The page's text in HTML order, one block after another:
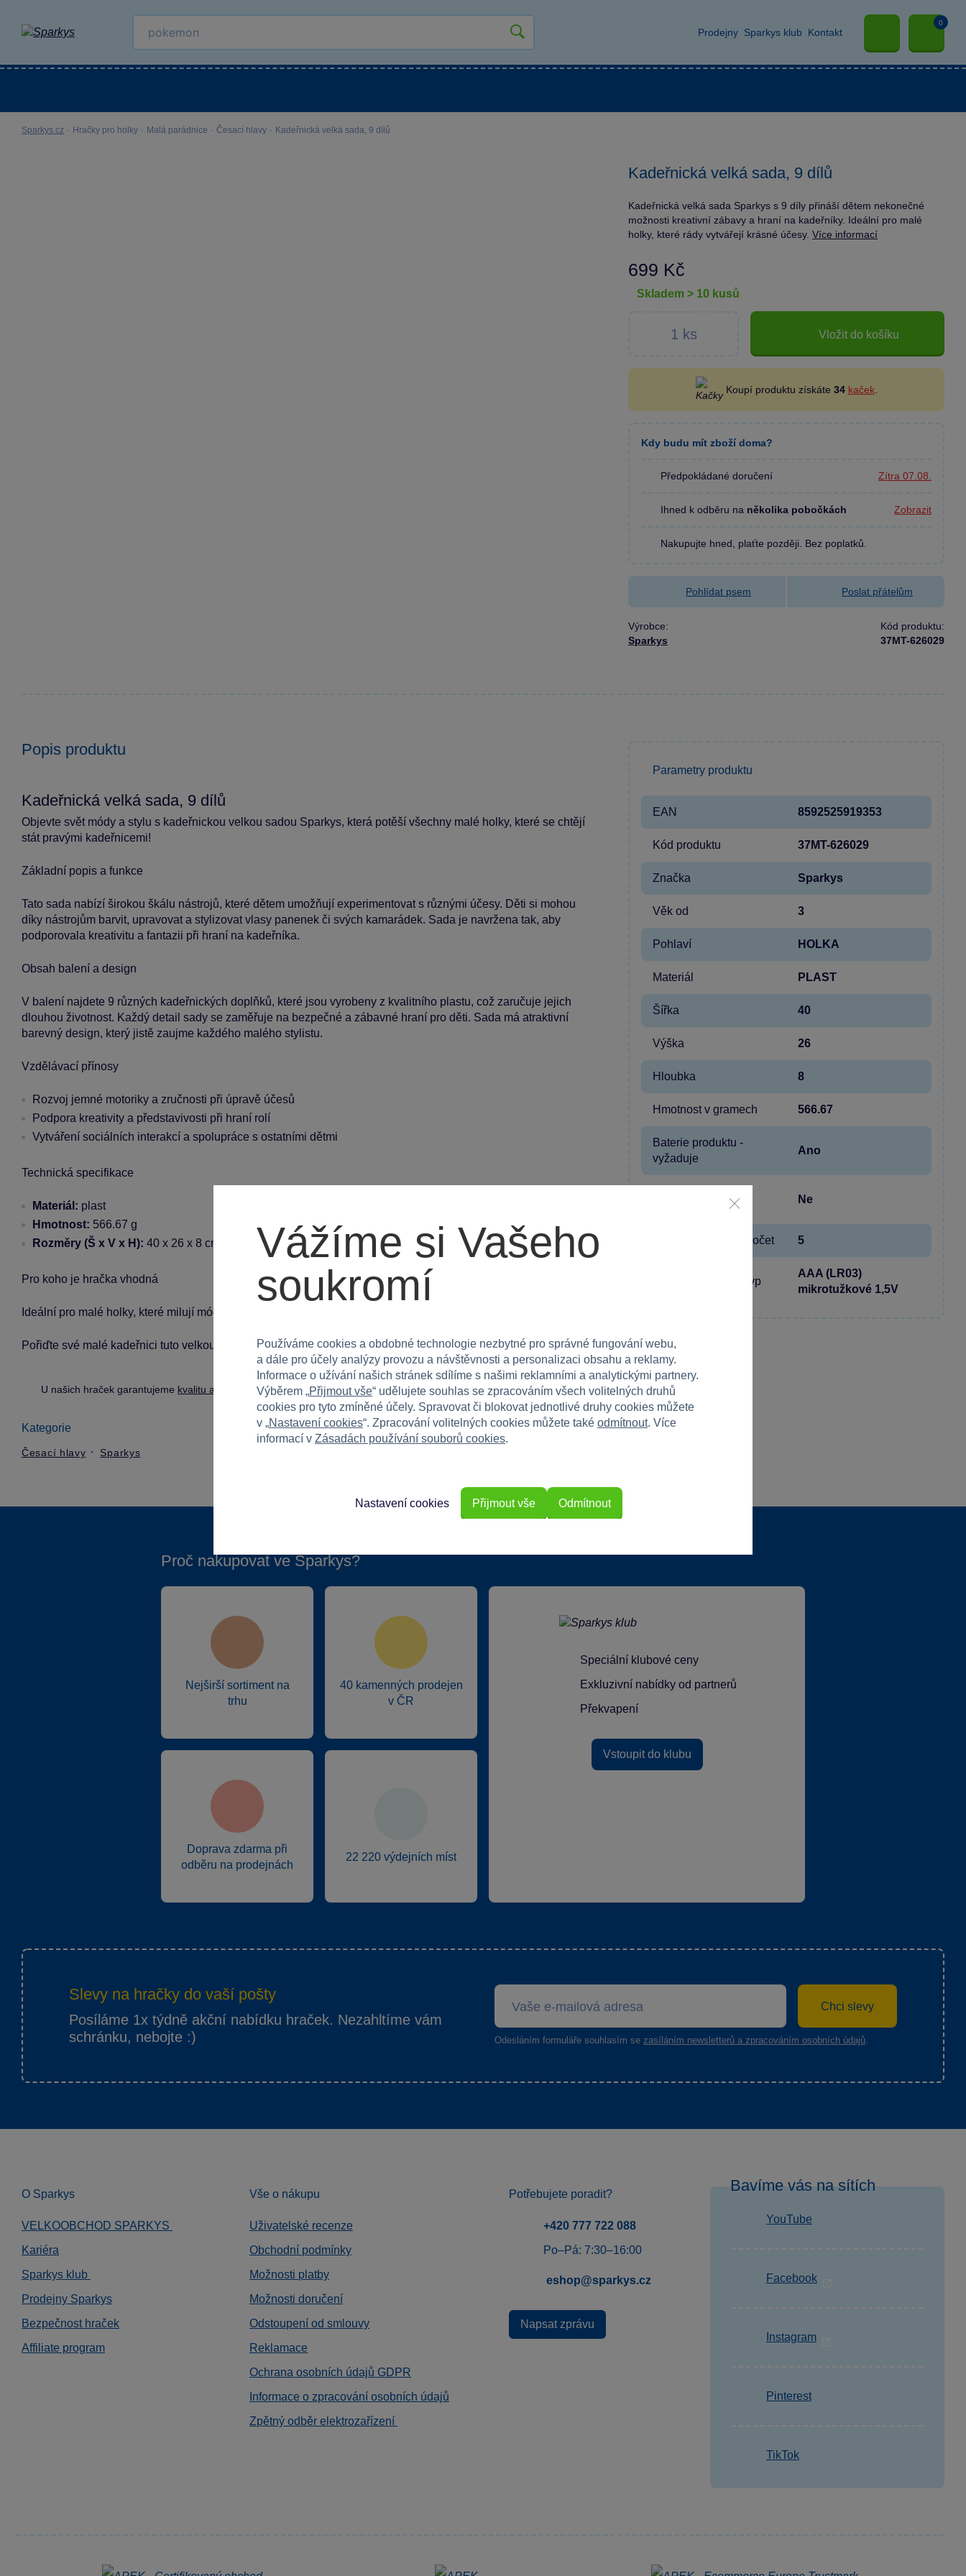
Prodejny Sparkys klub Kontakt
0
Sparkys.cz · Hračky pro holky · Malá parádnice · Česací hlavy · Kadeřnická velká sada, 9 dílů
Kadeřnická velká sada, 9 dílů
Kadeřnická velká sada Sparkys s 9 díly přináší dětem nekonečné
možnosti kreativní zábavy a hraní na kadeřníky. Ideální pro malé
holky, které rády vytvářejí krásné účesy. Více informací
699 Kč
skladem > 10 kusů
Vložit do košíku
Koupí produktu získáte 34 kaček.
Kdy budu mít zboží doma?
Předpokládané doručení Zítra 07.08.
Ihned k odběru na několika pobočkách Zobrazit
Nakupujte hned, plaťte později. Bez poplatků.
Pohlídat psem Poslat přátelům
Výrobce:
Sparkys
Kód produktu:
37MT-626029
Popis produktu
Kadeřnická velká sada, 9 dílů
Objevte svět módy a stylu s kadeřnickou velkou sadou Sparkys, která potěší všechny malé holky, které se chtějí
stát pravými kadeřnicemi!
Základní popis a funkce
Tato sada nabízí širokou škálu nástrojů, které dětem umožňují experimentovat s různými účesy. Děti si mohou
díky nástrojům barvit, upravovat a stylizovat vlasy panenek či svých kamarádek. Sada je navržena tak, aby
podporovala kreativitu a fantazii při hraní na kadeřníka.
Obsah balení a design
V balení najdete 9 různých kadeřnických doplňků, které jsou vyrobeny z kvalitního plastu, což zaručuje jejich
dlouhou životnost. Každý detail sady se zaměřuje na bezpečné a zábavné hraní pro děti. Sada má atraktivní
barevný design, který jistě zaujme každého malého stylistu.
Vzdělávací přínosy
Rozvoj jemné motoriky a zručnosti při úpravě účesů
Podpora kreativity a představivosti při hraní rolí
Vytváření sociálních interakcí a spolupráce s ostatními dětmi
Technická specifikace
Materiál: plast
Hmotnost: 566.67 g
Rozměry (Š x V x H): 40 x 26 x 8 cm
Pro koho je hračka vhodná
Ideální pro malé holky, které milují módu a kreativní zábavu. Vhodné pro děti od 3 let.
Pořiďte své malé kadeřnici tuto velkou sadu a sledujte, jak se jí rozjasní oči při tvorbě nových účesů!
U našich hraček garantujeme kvalitu a bezpečnost.
Kategorie
Česací hlavy Sparkys
Parametry produktu
EAN 8592525919353
Kód produktu 37MT-626029
Značka Sparkys
Věk od 3
Pohlaví HOLKA
Materiál PLAST
Šířka 40
Výška 26
Hloubka 8
Hmotnost v gramech 566.67
Baterie produktu -
vyžaduje
Ano
Ne
Baterie produktu - počet 5
Baterie produktu - typ
AAA (LR03)
mikrotužkové 1,5V
Proč nakupovat ve Sparkys?
Nejširší sortiment na
trhu
40 kamenných prodejen
v ČR
Doprava zdarma při
odběru na prodejnách
22 220 výdejních míst
Speciální klubové ceny
Exkluzivní nabídky od partnerů
Překvapení
Vstoupit do klubu
Slevy na hračky do vaší pošty
Posíláme 1x týdně akční nabídku hraček. Nezahltíme vám
schránku, nebojte :)
Chci slevy
Odesláním formuláře souhlasím se zasíláním newsletterů a zpracováním osobních údajů
O Sparkys
VELKOOBCHOD SPARKYS
Kariéra
Sparkys klub
Prodejny Sparkys
Bezpečnost hraček
Affiliate program
Vše o nákupu
Uživatelské recenze
Obchodní podmínky
Možnosti platby
Možnosti doručení
Odstoupení od smlouvy
Reklamace
Ochrana osobních údajů GDPR
Informace o zpracování osobních údajů
Zpětný odběr elektrozařízení
Potřebujete poradit?
+420 777 722 088
Po–Pá: 7:30–16:00
eshop@sparkys.cz
Napsat zprávu
Bavíme vás na sítích
YouTube
Facebook
Instagram
Pinterest
TikTok
Vážíme si Vašeho
soukromí
Používáme cookies a obdobné technologie nezbytné pro správné fungování webu,
a dále pro účely analýzy provozu a návštěvnosti a personalizaci obsahu a reklamy.
Informace o užívání našich stránek sdílíme s našimi reklamními a analytickými partnery.
Výběrem „Přijmout vše“ udělujete souhlas se zpracováním všech volitelných druhů
cookies pro tyto zmíněné účely. Spravovat či blokovat jednotlivé druhy cookies můžete
v „Nastavení cookies“. Zpracování volitelných cookies můžete také odmítnout. Více
informací v Zásadách používání souborů cookies.
Odmítnout
Nastavení cookies Přijmout vše